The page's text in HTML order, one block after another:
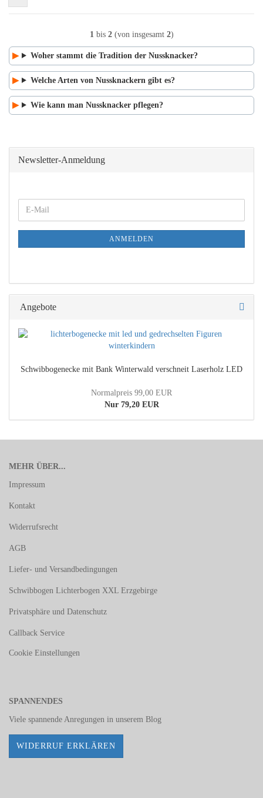
1bis 2(von insgesamt 2)
Woher stammt die Tradition der Nussknacker?
Welche Arten von Nussknackern gibt es?
Wie kann man Nussknacker pflegen?
Newsletter-Anmeldung
E-
Mail
ANMELDEN
Angebote
Schwibbogenecke mit Bank Winterwald verschneit Laserholz LED
Normalpreis 99,00 EUR
Nur 79,20 EUR
MEHR ÜBER...
Impressum
Kontakt
Widerrufsrecht
AGB
Liefer- und Versandbedingungen
Schwibbogen Lichterbogen XXL Erzgebirge
Privatsphäre und Datenschutz
Callback Service
Cookie Einstellungen
SPANNENDES
Viele spannende Anregungen in unserem Blog
WIDERRUF ERKLÄREN